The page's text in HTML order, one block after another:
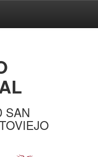
SAN